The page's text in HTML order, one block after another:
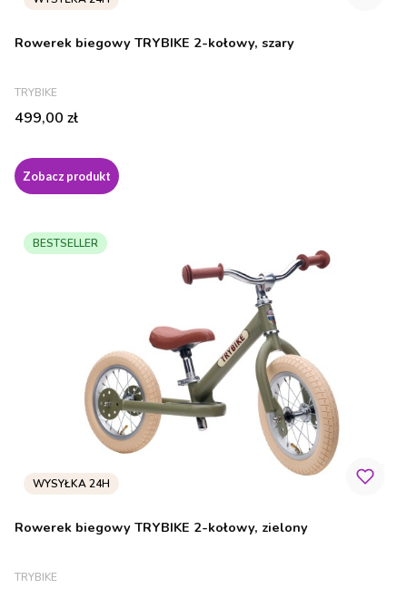
Rowerek biegowy TRYBIKE 2-kołowy, szary
PRODUCENT
TRYBIKE
Cena
499,00 zł
Zobacz produkt
BESTSELLER
Rowerek biegowy TRYBIKE 2-kołowy, zielony
PRODUCENT
TRYBIKE